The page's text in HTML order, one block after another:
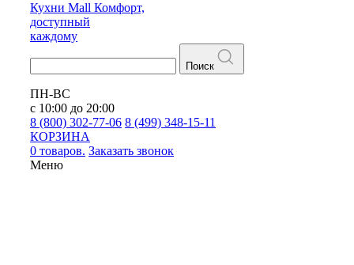
Кухни Mall Комфорт,
доступный
каждому
Поиск
ПН-ВС
с 10:00 до 20:00
8 (800) 302-77-06 8 (499) 348-15-11
КОРЗИНА
0 товаров. Заказать звонок
Меню